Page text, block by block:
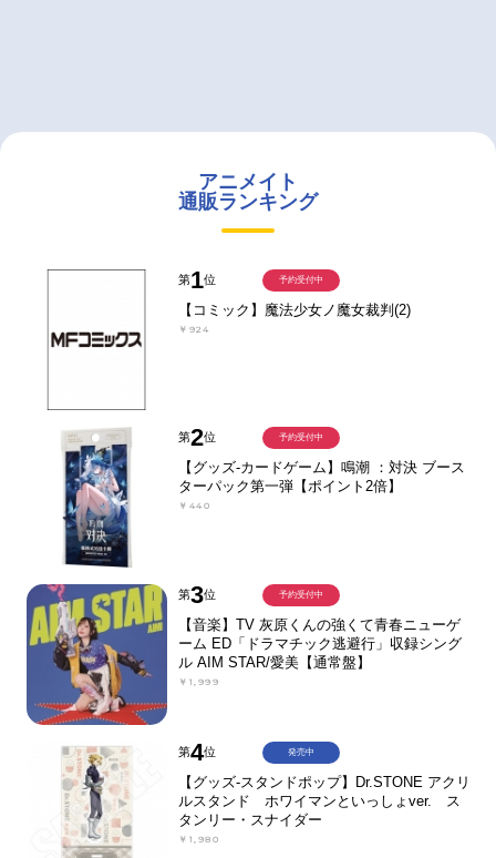
アニメイト
通販ランキング
第1位
【コミック】魔法少女ノ魔女裁判(2)
￥924
予約受付中
第2位
【グッズ-カードゲーム】鳴潮 ：対決 ブース
ターパック第一弾【ポイント2倍】
￥440
予約受付中
第3位
【音楽】TV 灰原くんの強くて青春ニューゲ
ーム ED「ドラマチック逃避行」収録シング
ル AIM STAR/愛美【通常盤】
￥1,999
予約受付中
第4位
【グッズ-スタンドポップ】Dr.STONE アクリ
ルスタンド ホワイマンといっしょver. ス
タンリー・スナイダー
￥1,980
発売中